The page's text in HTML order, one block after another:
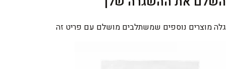
גלה מוצרים נוספים שמשתלבים מושלם עם פריט זה